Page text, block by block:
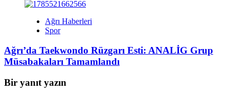
Ağrı Haberleri
Spor
Ağrı’da Taekwondo Rüzgarı Esti: ANALİG Grup
Müsabakaları Tamamlandı
Bir yanıt yazın